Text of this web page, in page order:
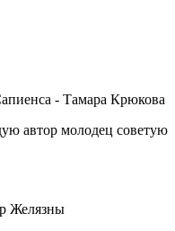
- Тамара Крюкова
автор молодец советую
Желязны